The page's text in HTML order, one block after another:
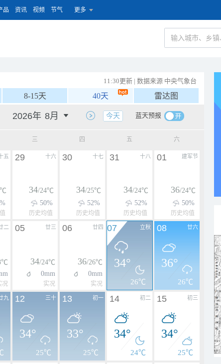
品 资讯 视频 节气 更多
11:30更新 | 数据来源 中央气象台
8-15天 40天 雷达图
蓝天预报
今天
三 四 五 六
五 十六
29
34/24℃
50%
历史均值
十七
30
34/25℃
52%
历史均值
十八
31
34/24℃
52%
历史均值
建军节
01
36/24℃
50%
历史均值
二
况
廿三
05
34/24℃
0mm
实况
廿四
06
36/26℃
0mm
实况
立秋
07
34°
26℃
廿六
08
36°
26℃
九 三十
12
34°
25℃
初一
13
33°
25℃
初二
14
34°
24℃
初三
15
34°
25℃